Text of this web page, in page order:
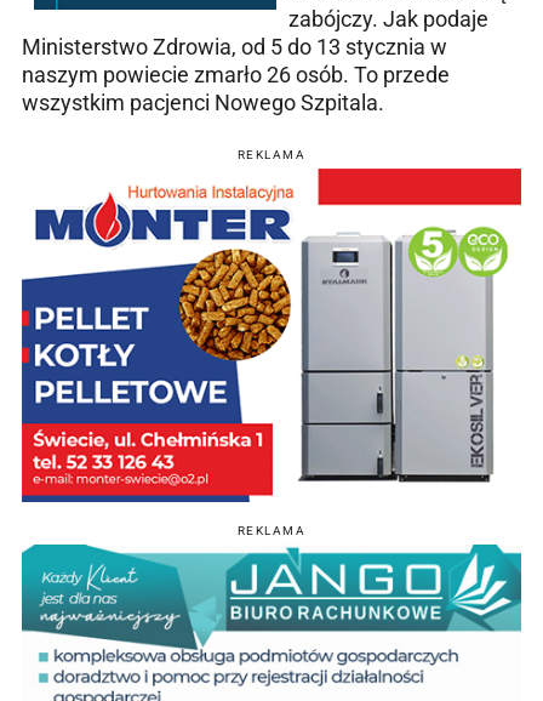
zabójczy. Jak podaje
Ministerstwo Zdrowia, od 5 do 13 stycznia w
naszym powiecie zmarło 26 osób. To przede
wszystkim pacjenci Nowego Szpitala.
REKLAMA
REKLAMA